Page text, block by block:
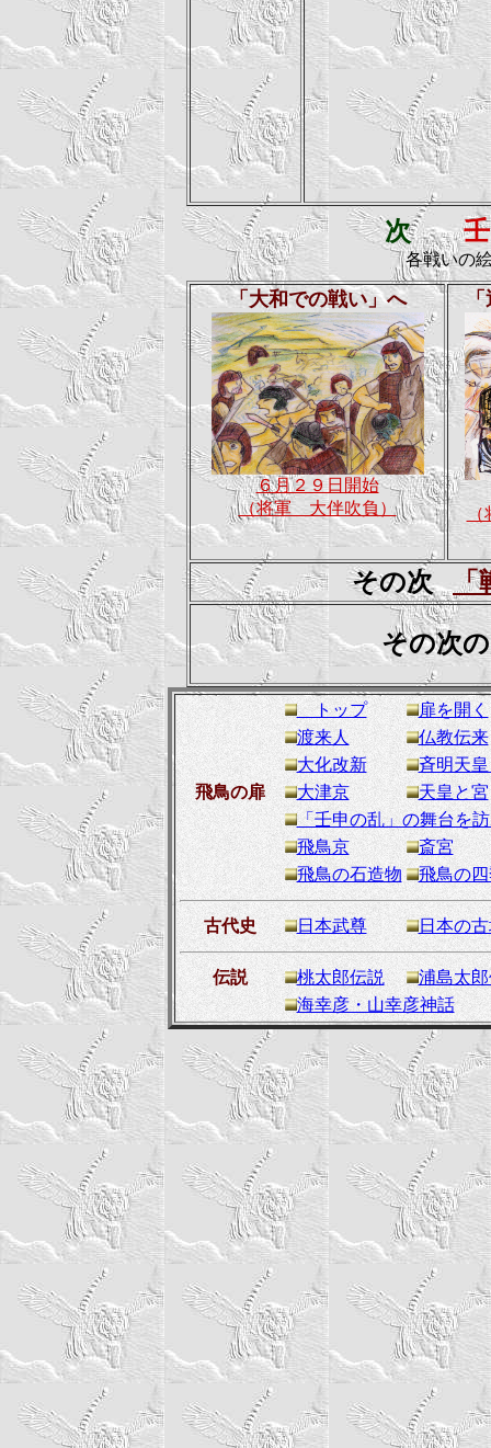
次壬 申
各戦いの
「大和での戦い」へ
６月２９日開始
（将軍 大伴吹負）
「
その次 「
その次
飛鳥の扉
トップ
扉を開く
渡来人
仏教伝来
大化改新
斉明天
大津京
天皇と宮
「壬申の乱」の舞台を
飛鳥京
斎宮
飛鳥の石造物
飛鳥の
古代史 日本武尊 日本の
伝説 桃太郎伝説
浦島太
海幸彦・山幸彦神話